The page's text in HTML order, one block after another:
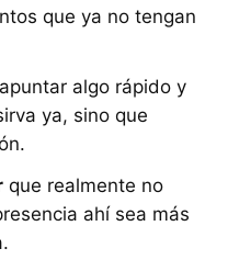
que ya no tengan
algo rápido y
ya, sino que
que realmente no
ahí sea más